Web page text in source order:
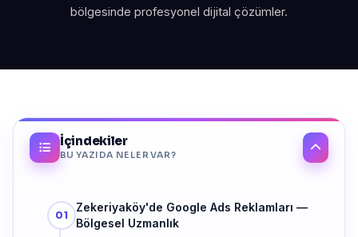
bölgesinde profesyonel dijital çözümler.
İçindekiler
BU YAZIDA NELER VAR?
Zekeriyaköy'de Google Ads Reklamları —
Bölgesel Uzmanlık